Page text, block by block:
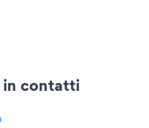
in contatti